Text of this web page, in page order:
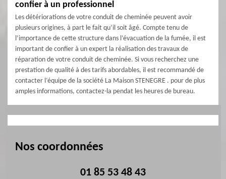
confier à un professionnel
Les détériorations de votre conduit de cheminée peuvent avoir
plusieurs origines, à part le fait qu’il soit âgé. Compte tenu de
l’importance de cette structure dans l’évacuation de la fumée, il est
important de confier à un expert la réalisation des travaux de
réparation de votre conduit de cheminée. Si vous recherchez une
prestation de qualité à des tarifs abordables, il est recommandé de
contacter l‘équipe de la société La Maison STENEGRE . pour de plus
amples informations, contactez-la pendat les heures de bureau.
Nos coordonnées
01 85 53 48 43